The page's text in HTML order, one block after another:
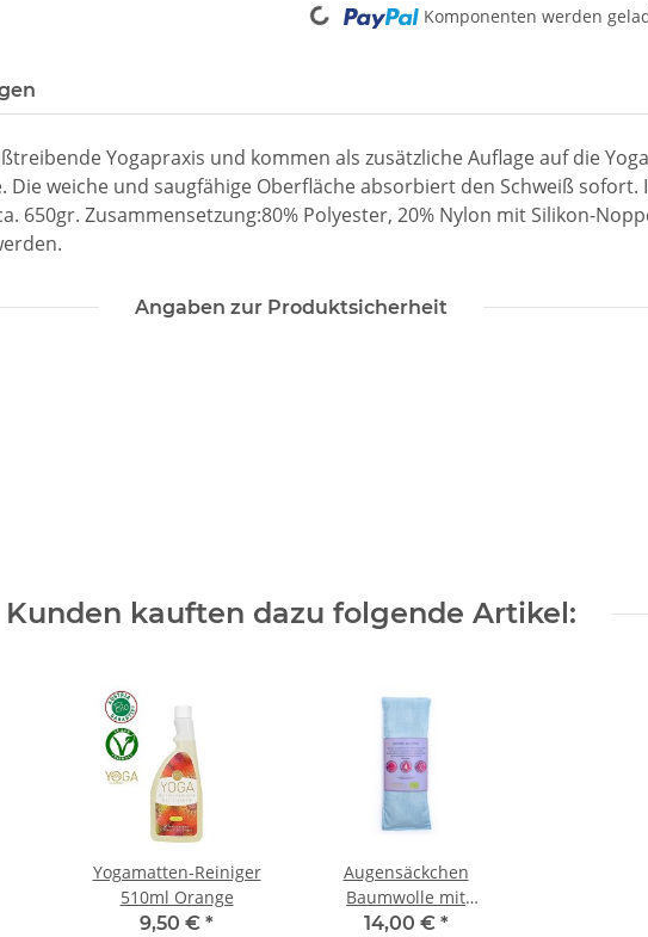
Komponenten werden
Yogapraxis und kommen als zusätzliche Auflage auf die
weiche und saugfähige Oberfläche absorbiert den Schweiß
650gr. Zusammensetzung:80% Polyester, 20% Nylon mit Silikon-
Angaben zur Produktsicherheit
Kunden kauften dazu folgende Artikel:
Yogamatten-Reiniger
510ml Orange
9,50 € *
Augensäckchen
Baumwolle mit
Lavendel Yogi ind
14,00 € *